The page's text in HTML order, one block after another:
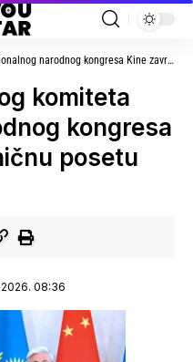
kongresa Kine završio zvaničnu posetu Kazahstanu
komiteta
kongresa
posetu
08:36